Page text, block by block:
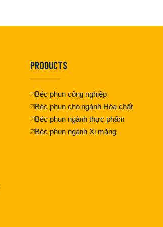
PRODUCTS
Béc phun công nghiệp
Béc phun cho ngành Hóa chất
Béc phun ngành thực phẩm
Béc phun ngành Xi măng